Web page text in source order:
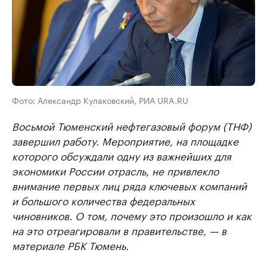
Фото: Александр Кулаковский, РИА URA.RU
Восьмой Тюменский нефтегазовый форум (ТНФ)
завершил работу. Мероприятие, на площадке
которого обсуждали одну из важнейших для
экономики России отрасль, не привлекло
внимание первых лиц ряда ключевых компаний
и большого количества федеральных
чиновников. О том, почему это произошло и как
на это отреагировали в правительстве, — в
материале РБК Тюмень.